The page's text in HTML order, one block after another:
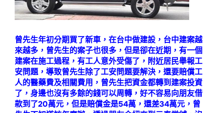
曾先生年初分期買了新車，在台中做建設，台中建案越
來越多，曾先生的案子也很多，但是卻在近期，有一個
建案在施工過程，有工人意外受傷了，附近居民舉報工
安問題，導致曾先生除了工安問題要解決，還要賠償工
人的醫藥費及相關費用，曾先生把資金都轉到建案投資
了，身邊也沒有多餘的錢可以周轉，好不容易向朋友借
款到了20萬元，但是賠償金是54萬，還差34萬元，曾